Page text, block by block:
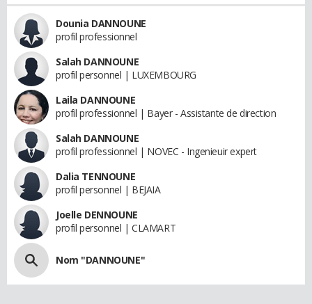
Dounia DANNOUNE
profil professionnel
Salah DANNOUNE
profil personnel | LUXEMBOURG
Laila DANNOUNE
profil professionnel | Bayer - Assistante de direction
Salah DANNOUNE
profil professionnel | NOVEC - Ingenieuir expert
Dalia TENNOUNE
profil personnel | BEJAIA
Joelle DENNOUNE
profil personnel | CLAMART
Nom "DANNOUNE"